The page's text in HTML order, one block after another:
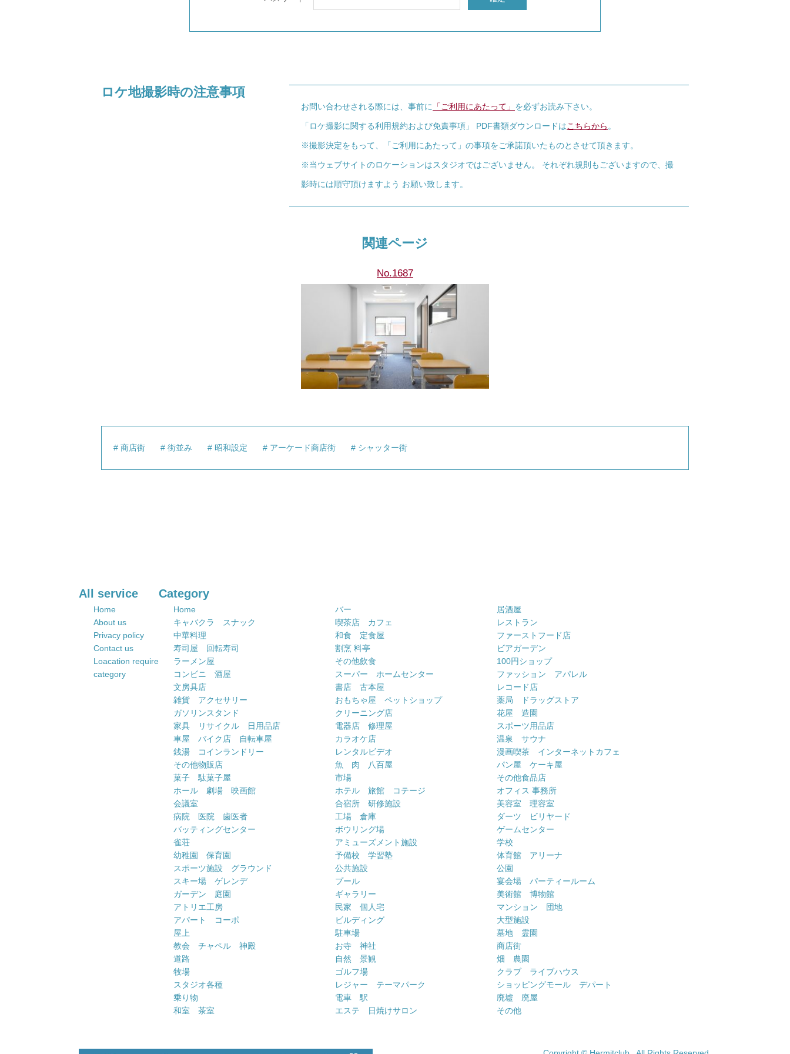
ロケ地撮影時の注意事項
お問い合わせされる際には、事前に 「ご利用にあたって」 を必ずお読み下さい。
「ロケ撮影に関する利用規約および免責事項」 PDF書類ダウンロードはこちらから 。
※撮影決定をもって、「ご利用にあたって」の事項をご承諾頂いたものとさせて頂きます。
※当ウェブサイトのロケーションはスタジオではございません。 それぞれ規則もございますので、撮
影時には順守頂けますよう お願い致します。
関連ページ
No.1687
商店街 街並み 昭和設定 アーケード商店街 シャッター街
All service
Home
About us
Privacy policy
Contact us
Loacation require
category
Category
Home バー
居酒屋
キャバクラ スナック
喫茶店 カフェ
レストラン
中華料理
和食 定食屋
ファーストフード店
寿司屋 回転寿司
割烹 料亭
ビアガーデン
ラーメン屋
その他飲食
100円ショップ
コンビニ 酒屋
スーパー ホームセンター
ファッション アパレル
文房具店
書店 古本屋
レコード店
雑貨 アクセサリー
おもちゃ屋 ペットショップ
薬局 ドラッグストア
ガソリンスタンド
クリーニング店
花屋 造園
家具 リサイクル 日用品店
電器店 修理屋
スポーツ用品店
車屋 バイク店 自転車屋
カラオケ店
温泉 サウナ
銭湯 コインランドリー
レンタルビデオ
漫画喫茶 インターネットカフェ
その他物販店
魚 肉 八百屋
パン屋 ケーキ屋
菓子 駄菓子屋
市場
その他食品店
ホール 劇場 映画館
ホテル 旅館 コテージ
オフィス 事務所
会議室
合宿所 研修施設
美容室 理容室
病院 医院 歯医者
工場 倉庫
ダーツ ビリヤード
バッティングセンター
ボウリング場
ゲームセンター
雀荘
アミューズメント施設
学校
幼稚園 保育園
予備校 学習塾
体育館 アリーナ
スポーツ施設 グラウンド
公共施設
公園
スキー場 ゲレンデ
プール
宴会場 パーティールーム
ガーデン 庭園
ギャラリー
美術館 博物館
アトリエ工房
民家 個人宅
マンション 団地
アパート コーポ
ビルディング
大型施設
屋上
駐車場
墓地 霊園
教会 チャペル 神殿
お寺 神社
商店街
道路
自然 景観
畑 農園
牧場
ゴルフ場
クラブ ライブハウス
スタジオ各種
レジャー テーマパーク
ショッピングモール デパート
乗り物
電車 駅
廃墟 廃屋
和室 茶室
エステ 日焼けサロン その他